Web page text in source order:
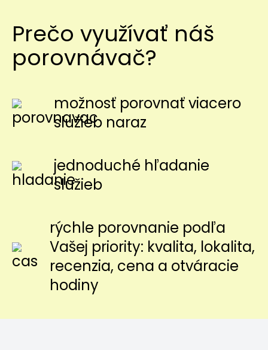
Prečo využívať náš
porovnávač?
možnosť porovnať viacero
služieb naraz
jednoduché hľadanie
služieb
rýchle porovnanie podľa
Vašej priority: kvalita, lokalita,
recenzia, cena a otváracie
hodiny